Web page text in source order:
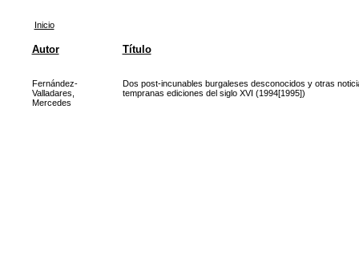
Inicio
Autor Título
Fernández-
Valladares,
Mercedes
Dos post-incunables burgaleses desconocidos y otras
tempranas ediciones del siglo XVI (1994[1995])